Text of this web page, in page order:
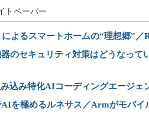
トペーパー
によるスマートホームの“理想郷”／
のセキュリティ対策はどうなっ
込み特化AIコーディングエージェ
を極めるルネサス／Armがモバイ